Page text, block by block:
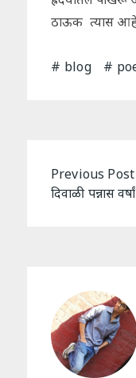
ठाऊक त्यास आहे
blog
Post
Previous Post
दिवाळी पन्नास